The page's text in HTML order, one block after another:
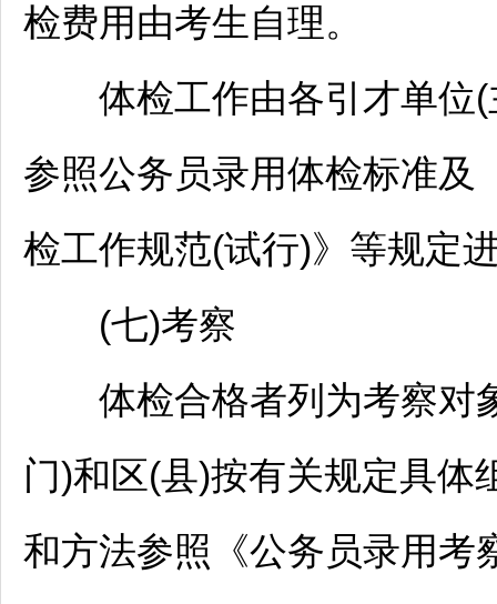
检费用由考生自理。
体检工作由各引才单位(
参照公务员录用体检标准及
检工作规范(试行)》等规定
(七)考察
体检合格者列为考察对
门)和区(县)按有关规定具体
和方法参照《公务员录用考